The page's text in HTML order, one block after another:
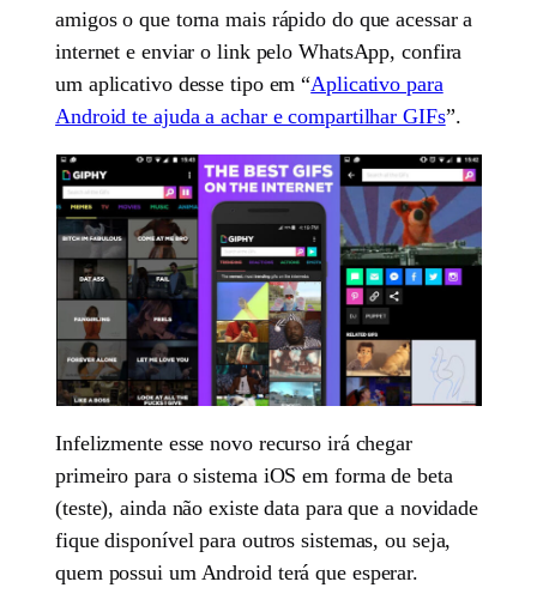
amigos o que torna mais rápido do que acessar a
internet e enviar o link pelo WhatsApp, confira
um aplicativo desse tipo em “Aplicativo para
Android te ajuda a achar e compartilhar GIFs”.
Infelizmente esse novo recurso irá chegar
primeiro para o sistema iOS em forma de beta
(teste), ainda não existe data para que a novidade
fique disponível para outros sistemas, ou seja,
quem possui um Android terá que esperar.